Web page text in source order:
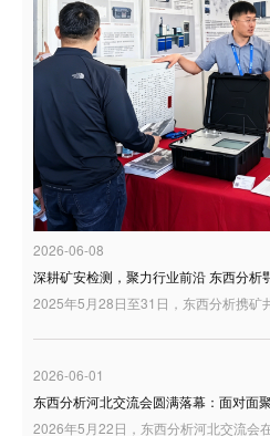
2026-06-08
深耕矿安检测，聚力行业前沿 东西分析
2026-06-01
东西分析河北交流会圆满落幕：面对面